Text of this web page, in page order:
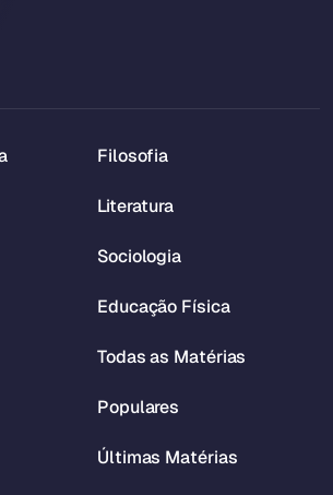
Filosofia
Literatura
Sociologia
Educação Física
Todas as Matérias
Populares
Últimas Matérias